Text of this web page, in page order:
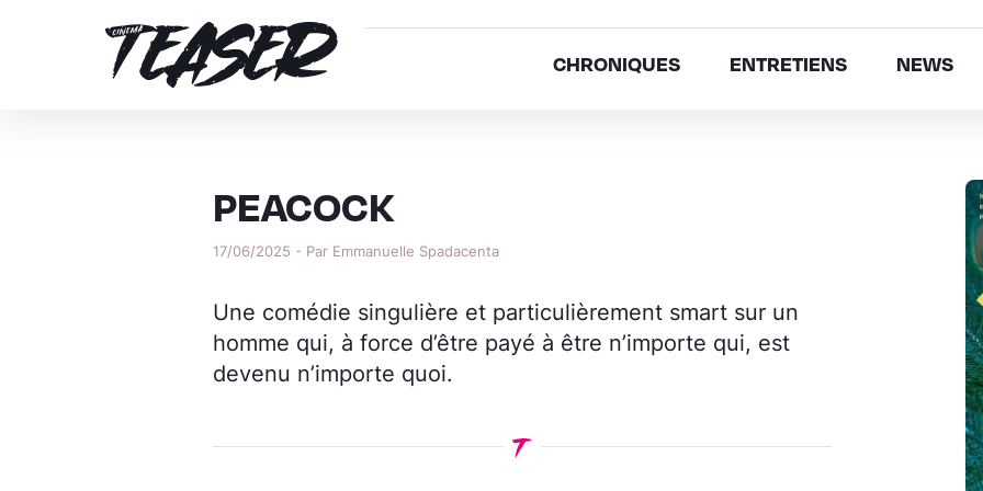
CHRONIQUES ENTRETIENS NEWS
PEACOCK
17/06/2025 - Par Emmanuelle Spadacenta
Une comédie singulière et particulièrement smart sur un
homme qui, à force d’être payé à être n’importe qui, est
devenu n’importe quoi.